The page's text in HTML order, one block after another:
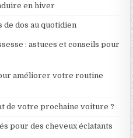
en hiver
dos au quotidien
: astuces et conseils pour
améliorer votre routine
de votre prochaine voiture ?
pour des cheveux éclatants